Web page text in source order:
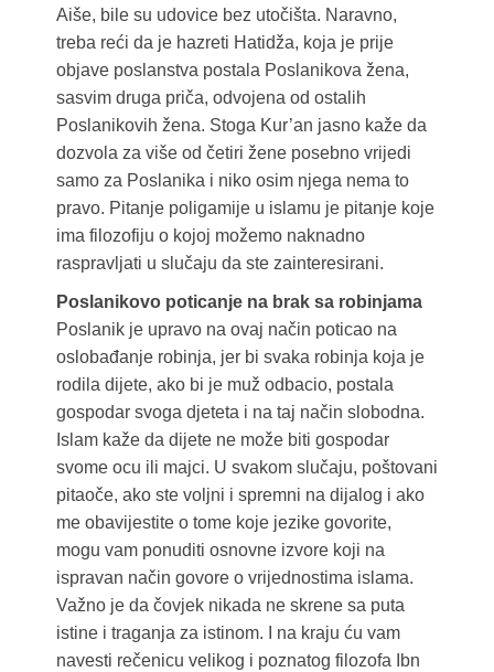
Aiše, bile su udovice bez utočišta. Naravno,
treba reći da je hazreti Hatidža, koja je prije
objave poslanstva postala Poslanikova žena,
sasvim druga priča, odvojena od ostalih
Poslanikovih žena. Stoga Kur’an jasno kaže da
dozvola za više od četiri žene posebno vrijedi
samo za Poslanika i niko osim njega nema to
pravo. Pitanje poligamije u islamu je pitanje koje
ima filozofiju o kojoj možemo naknadno
raspravljati u slučaju da ste zainteresirani.
Poslanikovo poticanje na brak sa robinjama
Poslanik je upravo na ovaj način poticao na
oslobađanje robinja, jer bi svaka robinja koja je
rodila dijete, ako bi je muž odbacio, postala
gospodar svoga djeteta i na taj način slobodna.
Islam kaže da dijete ne može biti gospodar
svome ocu ili majci. U svakom slučaju, poštovani
pitaoče, ako ste voljni i spremni na dijalog i ako
me obavijestite o tome koje jezike govorite,
mogu vam ponuditi osnovne izvore koji na
ispravan način govore o vrijednostima islama.
Važno je da čovjek nikada ne skrene sa puta
istine i traganja za istinom. I na kraju ću vam
navesti rečenicu velikog i poznatog filozofa Ibn